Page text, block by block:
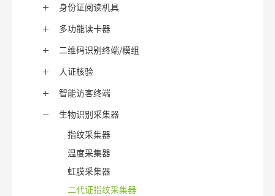
身份证阅读机具
多功能读卡器
二维码识别终端/模组
人证核验
智能访客终端
生物识别采集器
指纹采集器
温度采集器
虹膜采集器
二代证指纹采集器